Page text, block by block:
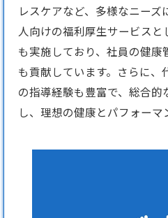
レスケアなど、多様なニー
人向けの福利厚生サービス
も実施しており、社員の健康
も貢献しています。さらに、
の指導経験も豊富で、総合的
し、理想の健康とパフォーマ